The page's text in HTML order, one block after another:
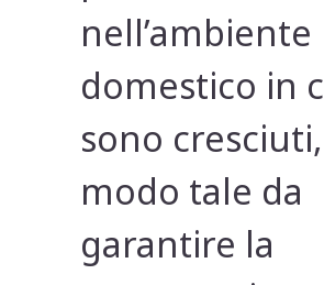
nell’ambiente
domestico in
sono
modo tale da
garantire la